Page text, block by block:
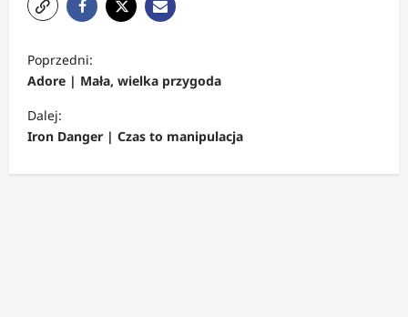
o
b
a
Poprzedni:
Adore | Mała, wielka przygoda
Dalej:
Iron Danger | Czas to manipulacja